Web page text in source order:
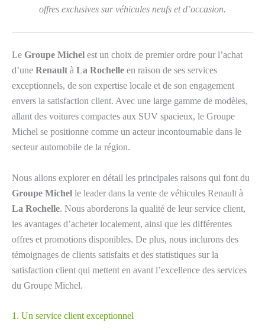
offres exclusives sur véhicules neufs et d’occasion.
Le Groupe Michel est un choix de premier ordre pour l’achat
d’une Renault à La Rochelle en raison de ses services
exceptionnels, de son expertise locale et de son engagement
envers la satisfaction client. Avec une large gamme de modèles,
allant des voitures compactes aux SUV spacieux, le Groupe
Michel se positionne comme un acteur incontournable dans le
secteur automobile de la région.
Nous allons explorer en détail les principales raisons qui font du
Groupe Michel le leader dans la vente de véhicules Renault à
La Rochelle. Nous aborderons la qualité de leur service client,
les avantages d’acheter localement, ainsi que les différentes
offres et promotions disponibles. De plus, nous inclurons des
témoignages de clients satisfaits et des statistiques sur la
satisfaction client qui mettent en avant l’excellence des services
du Groupe Michel.
1. Un service client exceptionnel